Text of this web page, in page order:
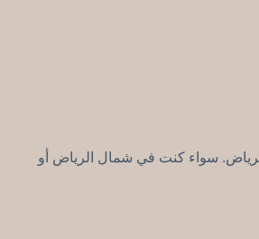
سواء كنت في شمال الرياض أو